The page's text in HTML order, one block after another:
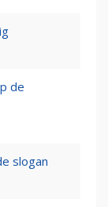
de
slogan